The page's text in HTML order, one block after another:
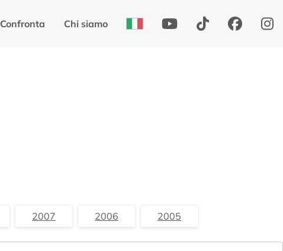
Confronta Chi siamo
2007 2006 2005